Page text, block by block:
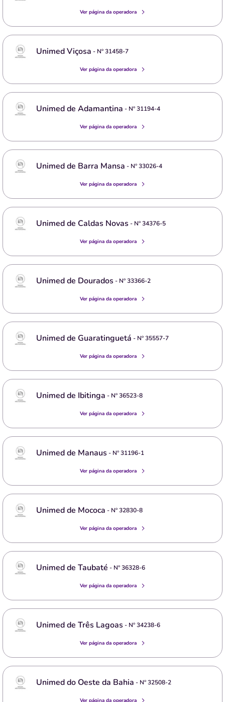
Ver página da operadora
Unimed Viçosa - Nº31458-7
Ver página da operadora
Unimed de Adamantina - Nº31194-4
Ver página da operadora
Unimed de Barra Mansa - Nº33026-4
Ver página da operadora
Unimed de Caldas Novas - Nº34376-5
Ver página da operadora
Unimed de Dourados - Nº33366-2
Ver página da operadora
Unimed de Guaratinguetá - Nº35557-7
Ver página da operadora
Unimed de Ibitinga - Nº36523-8
Ver página da operadora
Unimed de Manaus - Nº31196-1
Ver página da operadora
Unimed de Mococa - Nº32830-8
Ver página da operadora
Unimed de Taubaté - Nº36328-6
Ver página da operadora
Unimed de Três Lagoas - Nº34238-6
Ver página da operadora
Unimed do Oeste da Bahia - Nº32508-2
Ver página da operadora